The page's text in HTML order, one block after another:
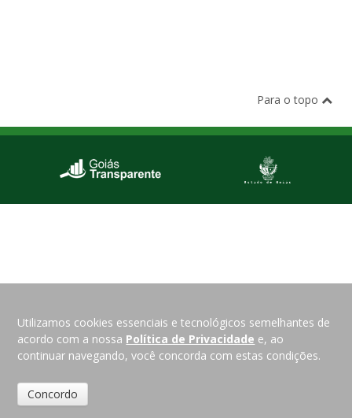
Para o topo
Utilizamos cookies essenciais e tecnológicos semelhantes de
acordo com a nossa Política de Privacidade e, ao
continuar navegando, você concorda com estas condições.
Concordo